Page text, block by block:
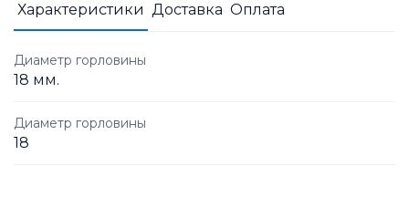
Характеристики Доставка Оплата
Диаметр горловины
18 мм.
Диаметр горловины
18